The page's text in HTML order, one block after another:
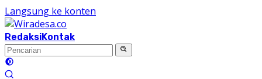
Langsung ke konten
RedaksiKontak